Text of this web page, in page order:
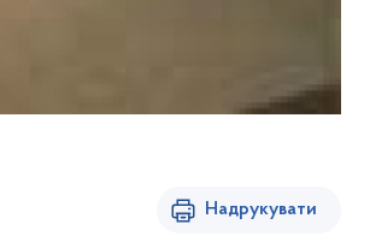
Надрукувати